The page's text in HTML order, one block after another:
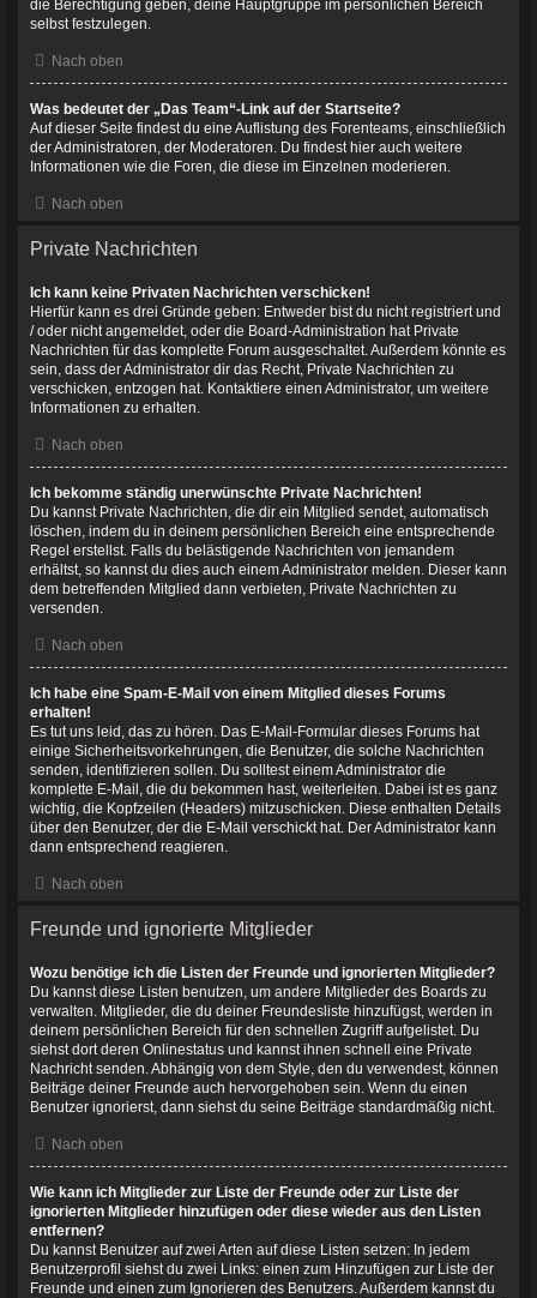
die Berechtigung geben, deine Hauptgruppe im persönlichen Bereich
selbst festzulegen.
Nach oben
Was bedeutet der „Das Team“-Link auf der Startseite?
Auf dieser Seite findest du eine Auflistung des Forenteams, einschließlich
der Administratoren, der Moderatoren. Du findest hier auch weitere
Informationen wie die Foren, die diese im Einzelnen moderieren.
Nach oben
Private Nachrichten
Ich kann keine Privaten Nachrichten verschicken!
Hierfür kann es drei Gründe geben: Entweder bist du nicht registriert und
/ oder nicht angemeldet, oder die Board-Administration hat Private
Nachrichten für das komplette Forum ausgeschaltet. Außerdem könnte es
sein, dass der Administrator dir das Recht, Private Nachrichten zu
verschicken, entzogen hat. Kontaktiere einen Administrator, um weitere
Informationen zu erhalten.
Nach oben
Ich bekomme ständig unerwünschte Private Nachrichten!
Du kannst Private Nachrichten, die dir ein Mitglied sendet, automatisch
löschen, indem du in deinem persönlichen Bereich eine entsprechende
Regel erstellst. Falls du belästigende Nachrichten von jemandem
erhältst, so kannst du dies auch einem Administrator melden. Dieser kann
dem betreffenden Mitglied dann verbieten, Private Nachrichten zu
versenden.
Nach oben
Ich habe eine Spam-E-Mail von einem Mitglied dieses Forums
erhalten!
Es tut uns leid, das zu hören. Das E-Mail-Formular dieses Forums hat
einige Sicherheitsvorkehrungen, die Benutzer, die solche Nachrichten
senden, identifizieren sollen. Du solltest einem Administrator die
komplette E-Mail, die du bekommen hast, weiterleiten. Dabei ist es ganz
wichtig, die Kopfzeilen (Headers) mitzuschicken. Diese enthalten Details
über den Benutzer, der die E-Mail verschickt hat. Der Administrator kann
dann entsprechend reagieren.
Nach oben
Freunde und ignorierte Mitglieder
Wozu benötige ich die Listen der Freunde und ignorierten Mitglieder?
Du kannst diese Listen benutzen, um andere Mitglieder des Boards zu
verwalten. Mitglieder, die du deiner Freundesliste hinzufügst, werden in
deinem persönlichen Bereich für den schnellen Zugriff aufgelistet. Du
siehst dort deren Onlinestatus und kannst ihnen schnell eine Private
Nachricht senden. Abhängig von dem Style, den du verwendest, können
Beiträge deiner Freunde auch hervorgehoben sein. Wenn du einen
Benutzer ignorierst, dann siehst du seine Beiträge standardmäßig nicht.
Nach oben
Wie kann ich Mitglieder zur Liste der Freunde oder zur Liste der
ignorierten Mitglieder hinzufügen oder diese wieder aus den Listen
entfernen?
Du kannst Benutzer auf zwei Arten auf diese Listen setzen: In jedem
Benutzerprofil siehst du zwei Links: einen zum Hinzufügen zur Liste der
Freunde und einen zum Ignorieren des Benutzers. Außerdem kannst du